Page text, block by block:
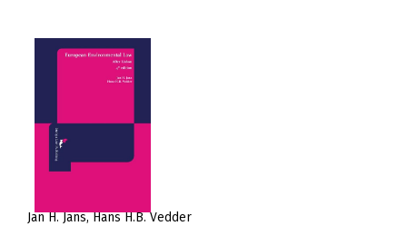
Jan H. Jans Hans H.B. Vedder